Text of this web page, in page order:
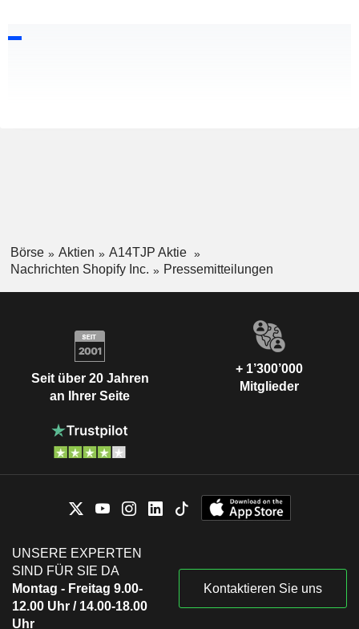
Börse Aktien
A14TJP Aktie
Nachrichten Shopify Inc.
Pressemitteilungen
Seit über 20 Jahren
an Ihrer Seite
+ 1’300’000
Mitglieder
UNSERE EXPERTEN
SIND FÜR SIE DA
Montag - Freitag 9.00-
12.00 Uhr / 14.00-18.00
Uhr
Kontaktieren Sie uns